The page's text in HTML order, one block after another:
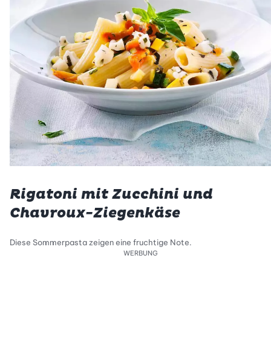
Rigatoni mit Zucchini und
Chavroux-Ziegenkäse
Diese Sommerpasta zeigen eine fruchtige Note.
WERBUNG